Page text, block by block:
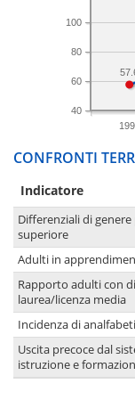
40
60
80
100
CONFRONTI
Indicatore
Differenziali di
superiore
Adulti in
Rapporto adulti con
laurea/licenza media
Incidenza di analfabeti
Uscita precoce dal
istruzione e